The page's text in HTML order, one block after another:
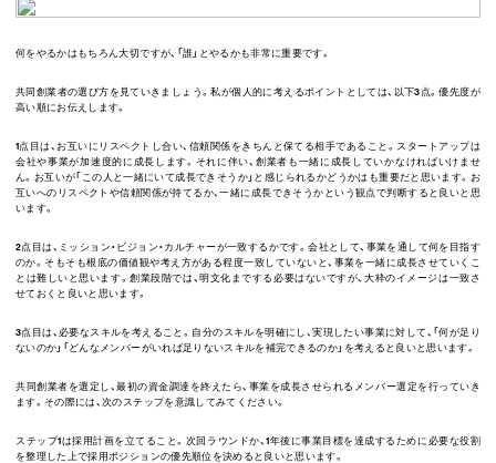
何をやるかはもちろん大切ですが、「誰」とやるかも非常に重要です。
共同創業者の選び方を見ていきましょう。私が個人的に考えるポイントとしては、以下3点。優先度が
高い順にお伝えします。
1点目は、お互いにリスペクトし合い、信頼関係をきちんと保てる相手であること。スタートアップは
会社や事業が加速度的に成長します。それに伴い、創業者も一緒に成長していかなければいけませ
ん。お互いが「この人と一緒にいて成長できそうか」と感じられるかどうかはも重要だと思います。お
互いへのリスペクトや信頼関係が持てるか、一緒に成長できそうかという観点で判断すると良いと思
います。
2点目は、ミッション・ビジョン・カルチャーが一致するかです。会社として、事業を通して何を目指す
のか。そもそも根底の価値観や考え方がある程度一致していないと、事業を一緒に成長させていくこ
とは難しいと思います。創業段階では、明文化までする必要はないですが、大枠のイメージは一致さ
せておくと良いと思います。
3点目は、必要なスキルを考えること。自分のスキルを明確にし、実現したい事業に対して、「何が足り
ないのか」「どんなメンバーがいれば足りないスキルを補完できるのか」を考えると良いと思います。
共同創業者を選定し、最初の資金調達を終えたら、事業を成長させられるメンバー選定を行っていき
ます。その際には、次のステップを意識してみてください。
ステップ1は採用計画を立てること。次回ラウンドか、1年後に事業目標を達成するために必要な役割
を整理した上で採用ポジションの優先順位を決めると良いと思います。